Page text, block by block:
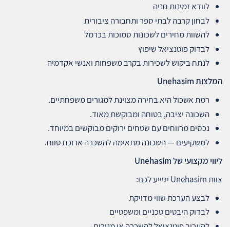
לוודא זמינות חניה
לבחון קרבה לבתי ספר ותחבורה ציבורית
להשוות מחירים לשכונות סמוכות בכרמל
לבדוק פוטנציאל שיפוץ
לנתח ביקוש לשכירות בקרב משפחות ואנשי אקדמיה
המלצות
רמת אשכול היא בחירה מצוינת למגורים משפחתיים.
השכונה יציבה, בטוחה ומבוקשת מאוד.
נכסים מרווחים עם שטחים ירוקים מבוקשים במיוחד.
למשקיעים — השכונה מתאימה להשכרה ארוכת טווח.
ליווי מקצועי של
צוות Unehasim יסייע לכם:
לבצע הערכת שווי מדויקת
לבדוק היבטים טכניים ומשפטיים